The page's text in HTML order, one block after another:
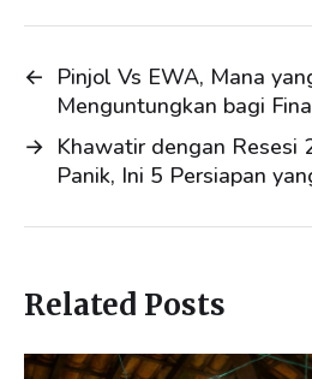
n
k
← Pinjol Vs EWA, Mana
Menguntungkan bagi
→ Khawatir dengan Resesi
Panik, Ini 5 Persiapan
Related Posts